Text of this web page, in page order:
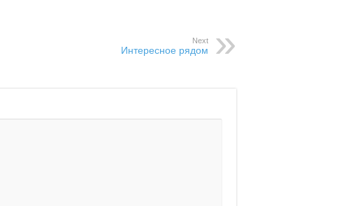
Next
Интересное рядом